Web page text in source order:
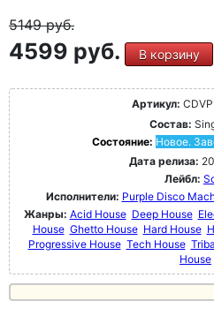
5149руб.
4599 руб. В корзину
Артикул:
Состав:
Состояние: Новое.
Дата релиза:
Лейбл:
Исполнители: Purple Disco
Жанры: Acid House Deep House
House Ghetto House Hard House
Progressive House Tech House
House